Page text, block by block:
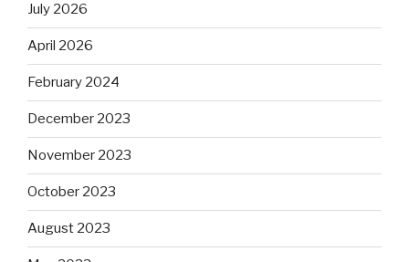
July 2026
April 2026
February 2024
December 2023
November 2023
October 2023
August 2023